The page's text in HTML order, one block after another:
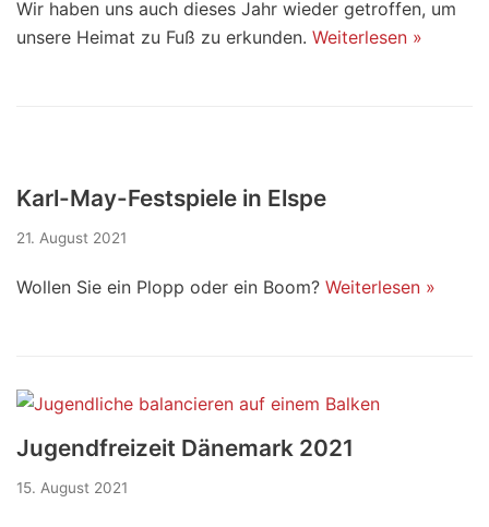
Wir haben uns auch dieses Jahr wieder getroffen, um
unsere Heimat zu Fuß zu erkunden. Weiterlesen »
Karl-May-Festspiele in Elspe
21. August 2021
Wollen Sie ein Plopp oder ein Boom? Weiterlesen »
Jugendfreizeit Dänemark 2021
15. August 2021